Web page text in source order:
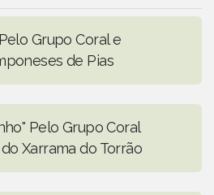
Grupo Coral e
de Pias
Pelo Grupo Coral
Xarrama do Torrão